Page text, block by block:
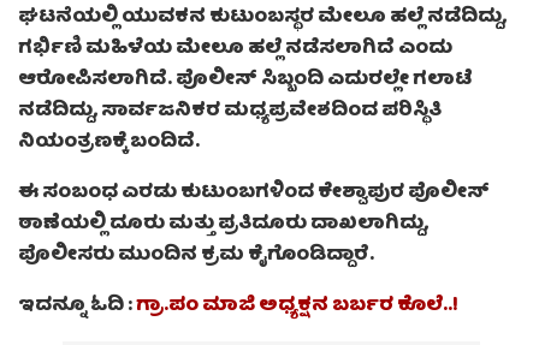
ಘಟನೆಯಲ್ಲಿ ಯುವಕನ ಕುಟುಂಬಸ್ಥರ ಮೇಲೂ ಹಲ್ಲೆ ನಡೆದಿದ್ದು,
ಗರ್ಭಿಣಿ ಮಹಿಳೆಯ ಮೇಲೂ ಹಲ್ಲೆ ನಡೆಸಲಾಗಿದೆ ಎಂದು
ಆರೋಪಿಸಲಾಗಿದೆ. ಪೊಲೀಸ್ ಸಿಬ್ಬಂದಿ ಎದುರಲ್ಲೇ ಗಲಾಟೆ
ನಡೆದಿದ್ದು, ಸಾರ್ವಜನಿಕರ ಮಧ್ಯಪ್ರವೇಶದಿಂದ ಪರಿಸ್ಥಿತಿ
ನಿಯಂತ್ರಣಕ್ಕೆ ಬಂದಿದೆ.
ಈ ಸಂಬಂಧ ಎರಡು ಕುಟುಂಬಗಳಿಂದ ಕೇಶ್ವಾಪುರ ಪೊಲೀಸ್
ಠಾಣೆಯಲ್ಲಿ ದೂರು ಮತ್ತು ಪ್ರತಿದೂರು ದಾಖಲಾಗಿದ್ದು,
ಪೊಲೀಸರು ಮುಂದಿನ ಕ್ರಮ ಕೈಗೊಂಡಿದ್ದಾರೆ.
ಇದನ್ನೂ ಓದಿ :ಗ್ರಾ.ಪಂ ಮಾಜಿ ಅಧ್ಯಕ್ಷನ ಬರ್ಬರ ಕೊಲೆ..!